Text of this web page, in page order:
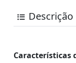
Descrição
Características